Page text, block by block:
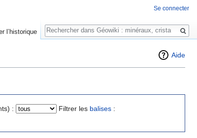
Aide
: Filtrer les balises :
Se connecter
l’historique
Rechercher